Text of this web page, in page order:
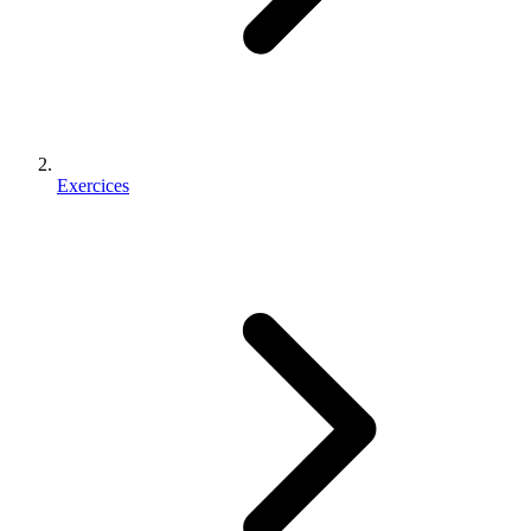
Exercices